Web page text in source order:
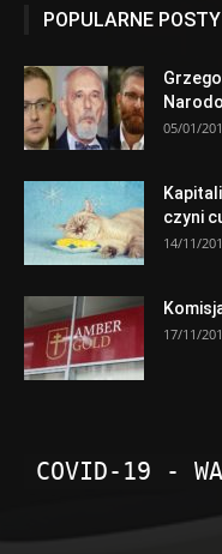
POPULARNE POSTY
05/01/
czyni
14/11/
17/11/
COVID-19 -